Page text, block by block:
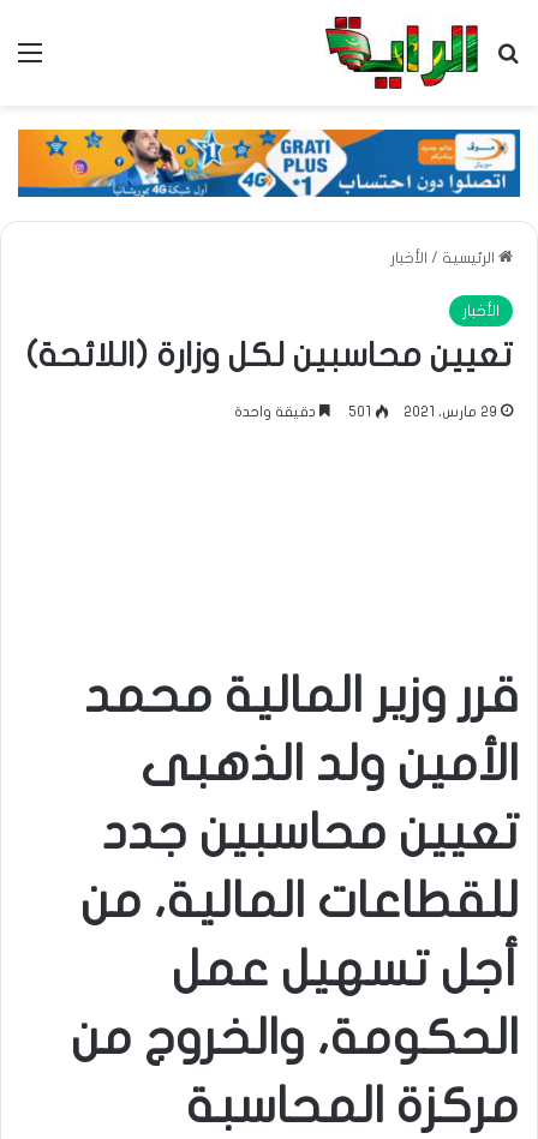
بحث عن
الرئيسية / الأخبار
الأخبار
تعيين محاسبين لكل وزارة (اللائحة)
29 مارس، 2021 501 دقيقة واحدة
قرر وزير المالية محمد
الأمين ولد الذهبى
تعيين محاسبين جدد
للقطاعات المالية، من
أجل تسهيل عمل
الحكومة، والخروج من
مركزة المحاسبة